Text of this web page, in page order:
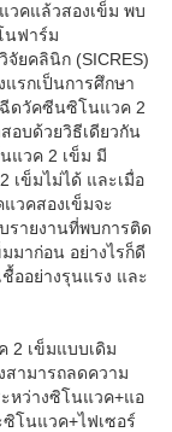
คแล้วสองเข็ม พบ
นฟาร์ม
ยคลินิก (SICRES)
รกเป็นการศึกษา
ดวัคซีนซิโนแวค 2
อบด้วยวิธีเดียวกัน
แวค 2 เข็ม มี
เข็มไม่ได้ และเมื่อ
วคสองเข็มจะ
รายงานที่พบการติด
มาก่อน อย่างไรก็ดี
ออย่างรุนแรง และ
2 เข็มแบบเดิม
สามารถลดความ
หว่างซิโนแวค+แอ
โนแวค+ไฟเซอร์